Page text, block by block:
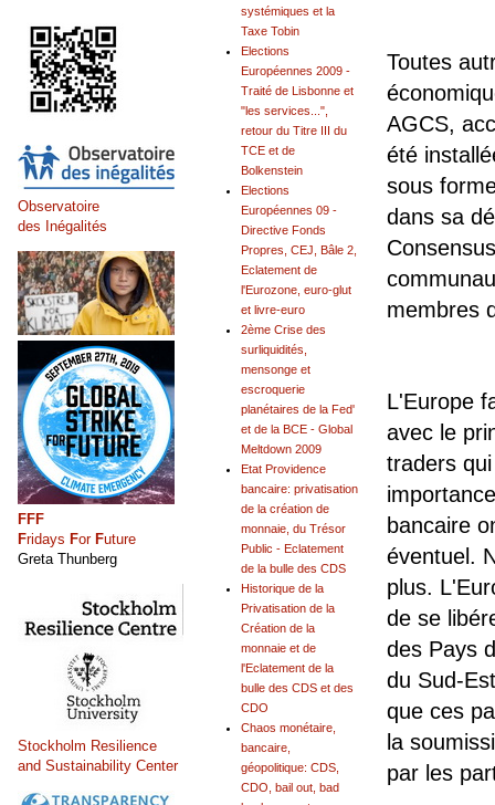
Toutes
AGCS,
été
sous
dans sa
membres
L'Europe
avec le
traders
bancaire
éventuel.
plus.
de se
des Pays
du Sud-
que ces
la
par les
systémiques et la
Taxe Tobin
Elections
Européennes 2009 -
Traité de Lisbonne et
"les services...",
retour du Titre III du
TCE et de
Bolkenstein
Elections
Européennes 09 -
Directive Fonds
Propres, CEJ, Bâle 2,
Eclatement de
l'Eurozone, euro-glut
et livre-euro
2ème Crise des
surliquidités,
mensonge et
escroquerie
planétaires de la Fed'
et de la BCE - Global
Meltdown 2009
Etat Providence
bancaire: privatisation
de la création de
monnaie, du Trésor
Public - Eclatement
de la bulle des CDS
Historique de la
Privatisation de la
Création de la
monnaie et de
l'Eclatement de la
bulle des CDS et des
CDO
Chaos monétaire,
bancaire,
géopolitique: CDS,
CDO, bail out, bad
Observatoire
des Inégalités
FFF
Fridays For Future
Greta Thunberg
Stockholm Resilience
and Sustainability Center